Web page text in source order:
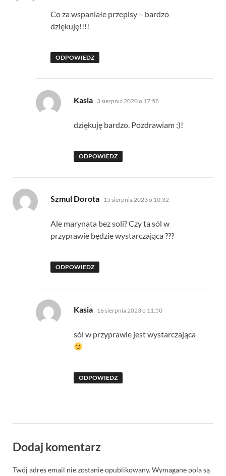
Co za wspaniałe przepisy – bardzo
dziękuję!!!!
ODPOWIEDZ
Kasia pisze:
3 sierpnia 2020 o 17:58
dziękuję bardzo. Pozdrawiam :)!
ODPOWIEDZ
Szmul Dorota pisze:
15 sierpnia 2023 o 10:32
Ale marynata bez soli? Czy ta sól w
przyprawie będzie wystarczająca ???
ODPOWIEDZ
Kasia pisze:
16 sierpnia 2023 o 11:50
sól w przyprawie jest wystarczająca
ODPOWIEDZ
Dodaj komentarz
Twój adres email nie zostanie opublikowany.Wymagane pola są